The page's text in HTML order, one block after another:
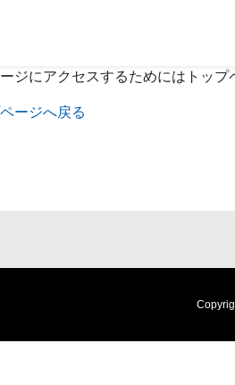
ジにアクセスするためにはトップ
ージへ戻る